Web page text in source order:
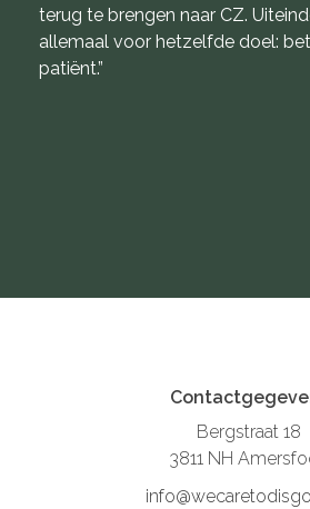
terug te brengen naar CZ.
allemaal voor hetzelfde doel:
patiënt.”
Bergstraat 18
3811 NH